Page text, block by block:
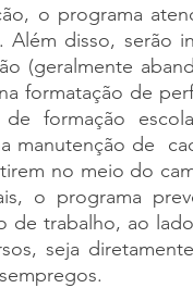
o programa
Além disso, serão
(geralmente
formatação de
de formação
manutenção de
no meio do
o programa
de trabalho, ao
seja